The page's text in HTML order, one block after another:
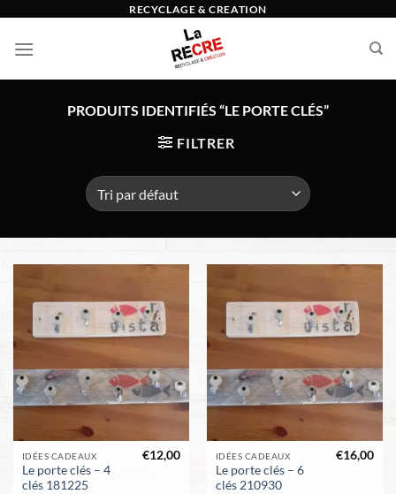
contenu
RECYCLAGE & CREATION
PRODUITS IDENTIFIÉS “LE PORTE CLÉS”
FILTRER
IDÉES CADEAUX
Le porte clés – 4
clés 181225
€12,00 IDÉES CADEAUX
Le porte clés – 6
clés 210930
€16,00